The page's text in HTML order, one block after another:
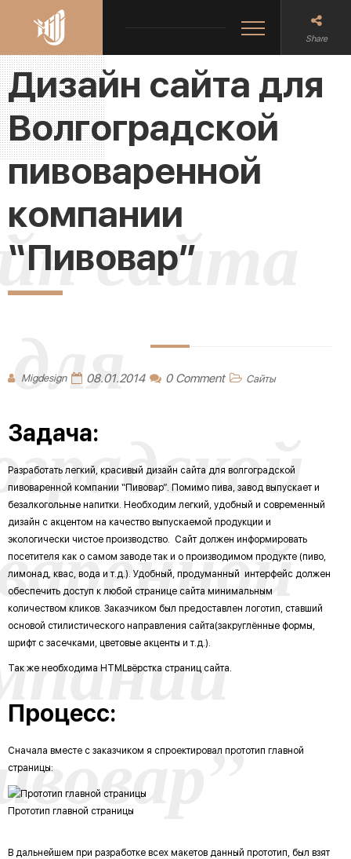
Share
сайта
для
Дизайн сайта для
Волгоградской
пивоваренной
компании
“Пивовар”
Migdesign 08.01.2014 0 Comment Сайты
Задача:
Разработать легкий, красивый дизайн сайта для волгоградской
пивоваренной компании “Пивовар”. Помимо пива, завод выпускает и
безалкогольные напитки. Необходим легкий, удобный и современный
дизайн с акцентом на качество выпускаемой продукции и
экологически чистое производство. Сайт должен информировать
посетителя как о самом заводе так и о производимом продукте (пиво,
лимонад, квас, вода и т.д.). Удобный, продуманный интерфейс должен
обеспечить доступ к любой странице сайта минимальным
количеством кликов. Заказчиком был предоставлен логотип, ставший
основой стилистического направления сайта(закруглённые формы,
шрифт с засечками, цветовые акценты и т.д.).
Так же необходима HTMLвёрстка страниц сайта.
Процесс:
Сначала вместе с заказчиком я спроектировал прототип главной
страницы:
Прототип главной страницы
В дальнейшем при разработке всех макетов данный прототип, был взят